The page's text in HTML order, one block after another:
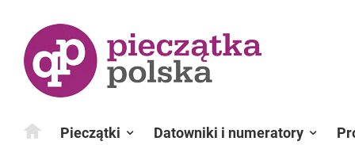
Pieczątki Datowniki i numeratory